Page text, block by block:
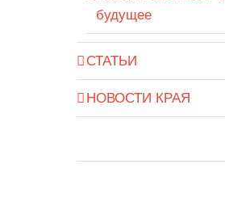
будущее
СТАТЬИ
НОВОСТИ КРАЯ